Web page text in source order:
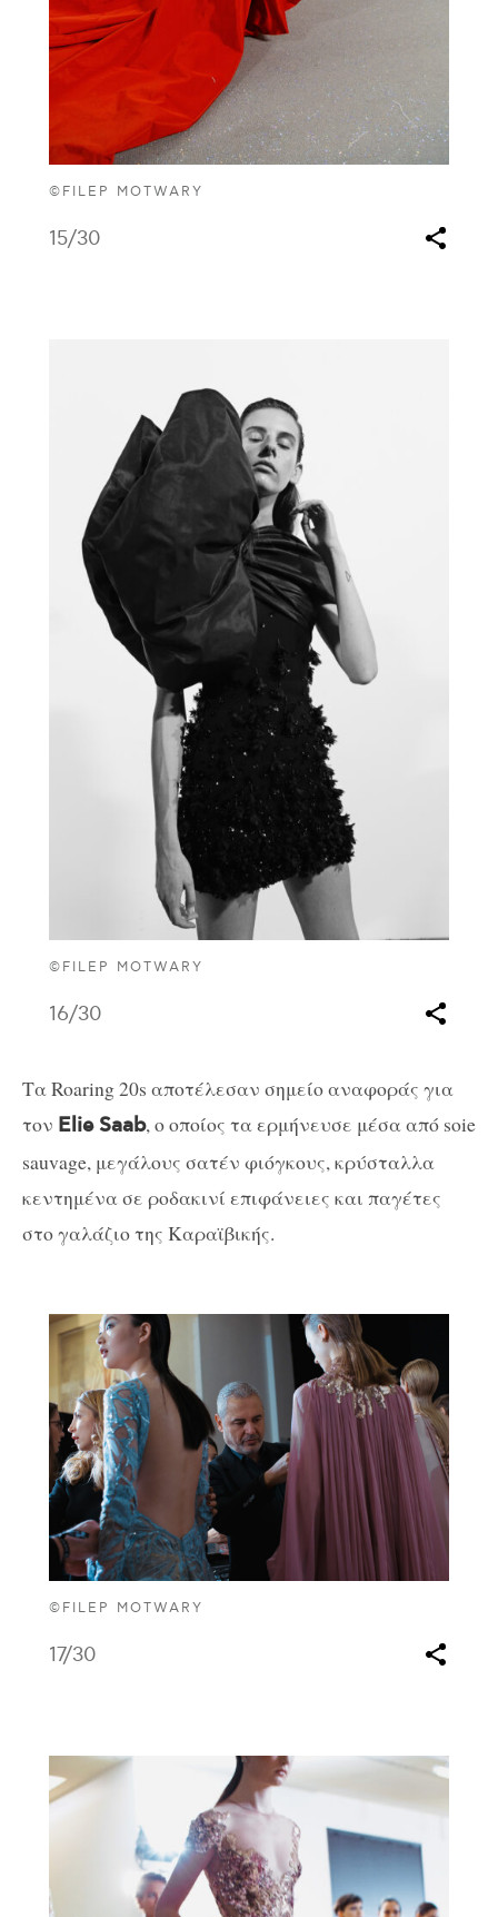
©FILEP MOTWARY
15/30
©FILEP MOTWARY
16/30
Tα Roaring 20s αποτέλεσαν σημείο αναφοράς για
τον Elie Saab, ο οποίος τα ερμήνευσε μέσα από soie
sauvage, μεγάλους σατέν φιόγκους, κρύσταλλα
κεντημένα σε ροδακινί επιφάνειες και παγέτες
στο γαλάζιο της Καραϊβικής.
©FILEP MOTWARY
17/30